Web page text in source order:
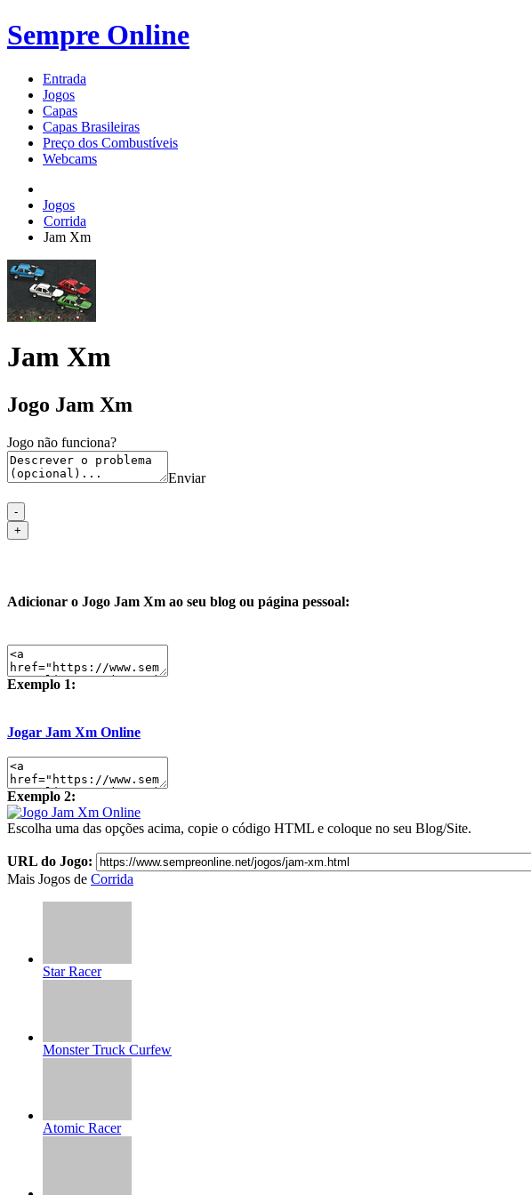
Sempre Online
Entrada
Jogos
Capas
Capas Brasileiras
Preço dos Combustíveis
Webcams
Jogos
Corrida
Jam Xm
Jam Xm
Jogo Jam Xm
Jogo não funciona?
Enviar
Adicionar o Jogo Jam Xm ao seu blog ou página pessoal:
Exemplo 1:
Jogar Jam Xm Online
Exemplo 2:
Escolha uma das opções acima, copie o código HTML e coloque no seu Blog/Site.
URL do Jogo:
Mais Jogos de Corrida
Star Racer
Monster Truck Curfew
Atomic Racer